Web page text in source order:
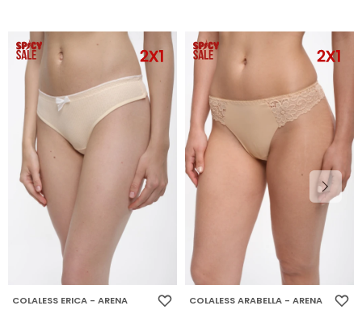
COLALESS ERICA - ARENA COLALESS ARABELLA - ARENA